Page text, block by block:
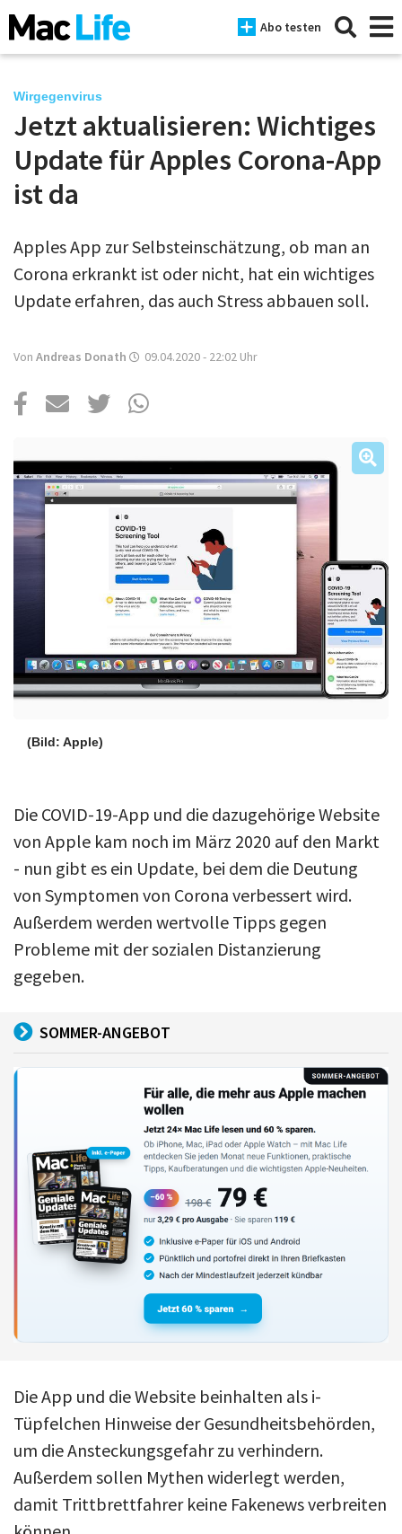
Abo testen
News
iPhone
iPad
Tests
Magazine
Über uns
Mac Life+
Anmelden
Wirgegenvirus
Jetzt aktualisieren: Wichtiges
Update für Apples Corona-App
ist da
Apples App zur Selbsteinschätzung, ob man an
Corona erkrankt ist oder nicht, hat ein wichtiges
Update erfahren, das auch Stress abbauen soll.
Von Andreas Donath 09.04.2020 - 22:02 Uhr
(Bild: Apple)
Die COVID-19-App und die dazugehörige Website
von Apple kam noch im März 2020 auf den Markt
- nun gibt es ein Update, bei dem die Deutung
von Symptomen von Corona verbessert wird.
Außerdem werden wertvolle Tipps gegen
Probleme mit der sozialen Distanzierung
gegeben.
SOMMER-ANGEBOT
Die App und die Website beinhalten als i-
Tüpfelchen Hinweise der Gesundheitsbehörden,
um die Ansteckungsgefahr zu verhindern.
Außerdem sollen Mythen widerlegt werden,
damit Trittbrettfahrer keine Fakenews verbreiten